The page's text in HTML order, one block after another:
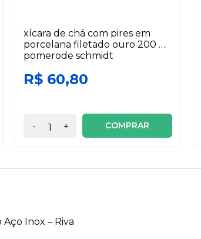
xícara de chá com pires em
porcelana filetado ouro 200 ml
pomerode schmidt
R$ 60,80
- + COMPRAR
Inox – Riva